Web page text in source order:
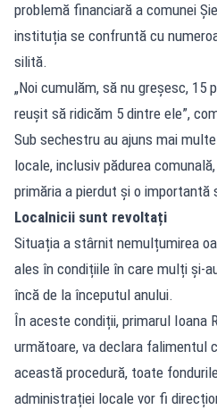
problemă financiară a comunei
instituția se confruntă cu
silită.
„Noi cumulăm, să nu greșesc,
reușit să ridicăm 5 dintre ele”,
Sub sechestru au ajuns mai
locale, inclusiv pădurea
primăria a pierdut și o importantă
Localnicii sunt revoltați
Situația a stârnit nemulțumirea
ales în condițiile în care mulți și-
încă de la începutul anului.
În aceste condiții, primarul Ioana
următoare, va declara falimentul
această procedură, toate
administrației locale vor fi